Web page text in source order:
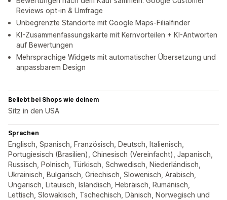
Reviews opt-in & Umfrage
Unbegrenzte Standorte mit Google Maps-Filialfinder
KI-Zusammenfassungskarte mit Kernvorteilen + KI-Antworten
auf Bewertungen
Mehrsprachige Widgets mit automatischer Übersetzung und
anpassbarem Design
Beliebt bei Shops wie deinem
Sitz in den USA
Sprachen
Englisch, Spanisch, Französisch, Deutsch, Italienisch,
Portugiesisch (Brasilien), Chinesisch (Vereinfacht), Japanisch,
Russisch, Polnisch, Türkisch, Schwedisch, Niederländisch,
Ukrainisch, Bulgarisch, Griechisch, Slowenisch, Arabisch,
Ungarisch, Litauisch, Isländisch, Hebräisch, Rumänisch,
Lettisch, Slowakisch, Tschechisch, Dänisch, Norwegisch und